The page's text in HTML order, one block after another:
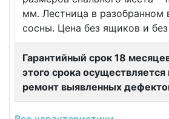
мм. Лестница в разобранном
сосны. Цена без ящиков и
Гарантийный срок 18
этого срока осуществляется
ремонт выявленных